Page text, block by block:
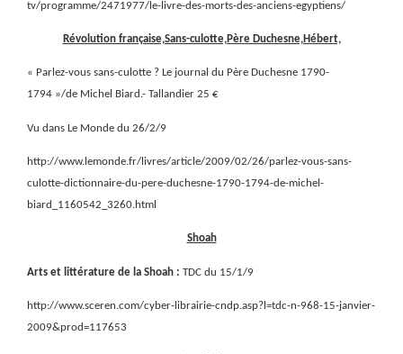
tv/programme/2471977/le-livre-des-morts-des-anciens-egyptiens/
Révolution française,Sans-culotte,Père Duchesne,Hébert,
« Parlez-vous sans-culotte ? Le journal du Père Duchesne 1790-
1794 »/de Michel Biard.- Tallandier 25 €
Vu dans Le Monde du 26/2/9
http://www.lemonde.fr/livres/article/2009/02/26/parlez-vous-sans-
culotte-dictionnaire-du-pere-duchesne-1790-1794-de-michel-
biard_1160542_3260.html
Shoah
Arts et littérature de la Shoah : TDC du 15/1/9
http://www.sceren.com/cyber-librairie-cndp.asp?l=tdc-n-968-15-janvier-
2009&prod=117653